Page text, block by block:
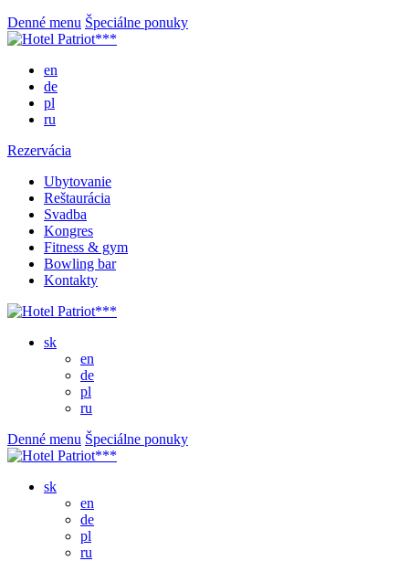
Denné menu Špeciálne ponuky
en
de
pl
ru
Rezervácia
Ubytovanie
Reštaurácia
Svadba
Kongres
Fitness & gym
Bowling bar
Kontakty
sk
en
de
pl
ru
Denné menu Špeciálne ponuky
sk
en
de
pl
ru